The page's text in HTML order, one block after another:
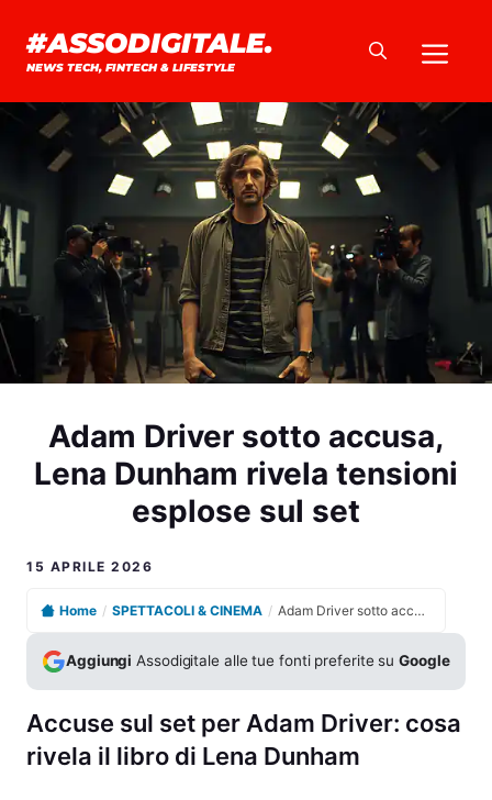
contenuto
#ASSODIGITALE.
NEWS TECH, FINTECH & LIFESTYLE
Adam Driver sotto accusa,
Lena Dunham rivela tensioni
esplose sul set
15 APRILE 2026
Home / SPETTACOLI & CINEMA / Adam Driver sotto accusa, Lena Dunham rivela tensioni esplose sul set
Aggiungi Assodigitale alle tue fonti preferite suGoogle
Accuse sul set per Adam Driver: cosa
rivela il libro di Lena Dunham